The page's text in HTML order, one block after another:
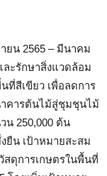
ยน 2565 – มีนาคม
ะรักษาสิ่งแวดล้อม
ที่สีเขียว เพื่อลดการ
าคารต้นไม้สู่ชุมชุนไม้
น 250,000 ต้น
ยืน เป้าหมายสะสม
สดุการเกษตรในพื้นที่